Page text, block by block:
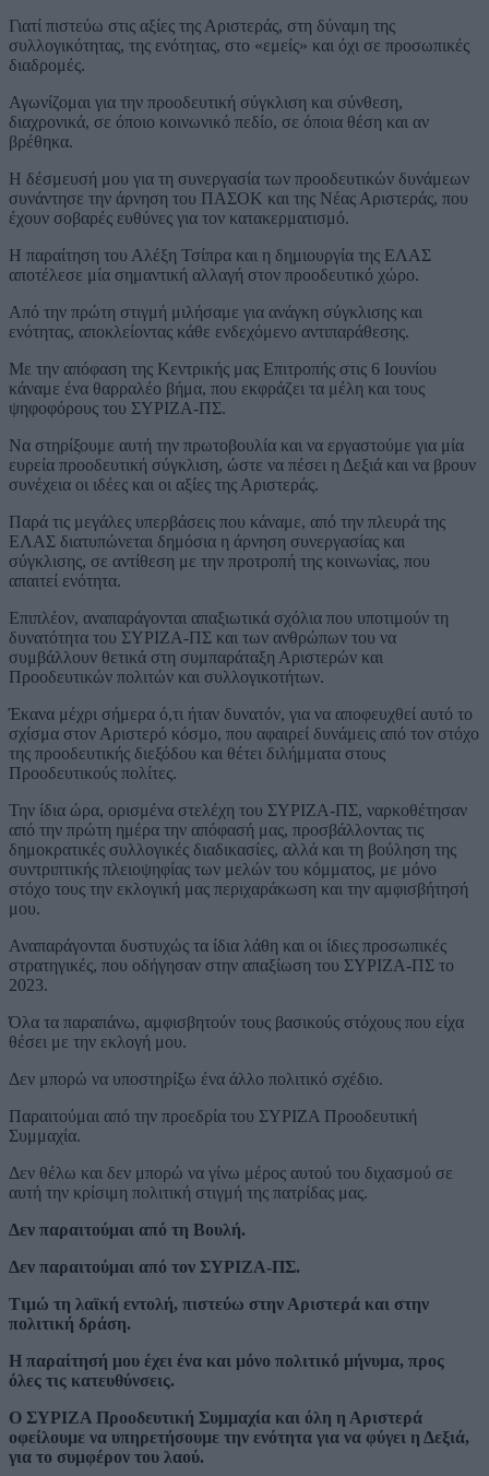
Γιατί πιστεύω στις αξίες της Αριστεράς, στη δύναμη της
συλλογικότητας, της ενότητας, στο «εμείς» και όχι σε προσωπικές
διαδρομές.
Αγωνίζομαι για την προοδευτική σύγκλιση και σύνθεση,
διαχρονικά, σε όποιο κοινωνικό πεδίο, σε όποια θέση και αν
βρέθηκα.
Η δέσμευσή μου για τη συνεργασία των προοδευτικών δυνάμεων
συνάντησε την άρνηση του ΠΑΣΟΚ και της Νέας Αριστεράς, που
έχουν σοβαρές ευθύνες για τον κατακερματισμό.
Η παραίτηση του Αλέξη Τσίπρα και η δημιουργία της ΕΛΑΣ
αποτέλεσε μία σημαντική αλλαγή στον προοδευτικό χώρο.
Από την πρώτη στιγμή μιλήσαμε για ανάγκη σύγκλισης και
ενότητας, αποκλείοντας κάθε ενδεχόμενο αντιπαράθεσης.
Με την απόφαση της Κεντρικής μας Επιτροπής στις 6 Ιουνίου
κάναμε ένα θαρραλέο βήμα, που εκφράζει τα μέλη και τους
ψηφοφόρους του ΣΥΡΙΖΑ-ΠΣ.
Να στηρίξουμε αυτή την πρωτοβουλία και να εργαστούμε για μία
ευρεία προοδευτική σύγκλιση, ώστε να πέσει η Δεξιά και να βρουν
συνέχεια οι ιδέες και οι αξίες της Αριστεράς.
Παρά τις μεγάλες υπερβάσεις που κάναμε, από την πλευρά της
ΕΛΑΣ διατυπώνεται δημόσια η άρνηση συνεργασίας και
σύγκλισης, σε αντίθεση με την προτροπή της κοινωνίας, που
απαιτεί ενότητα.
Επιπλέον, αναπαράγονται απαξιωτικά σχόλια που υποτιμούν τη
δυνατότητα του ΣΥΡΙΖΑ-ΠΣ και των ανθρώπων του να
συμβάλλουν θετικά στη συμπαράταξη Αριστερών και
Προοδευτικών πολιτών και συλλογικοτήτων.
Έκανα μέχρι σήμερα ό,τι ήταν δυνατόν, για να αποφευχθεί αυτό το
σχίσμα στον Αριστερό κόσμο, που αφαιρεί δυνάμεις από τον στόχο
της προοδευτικής διεξόδου και θέτει διλήμματα στους
Προοδευτικούς πολίτες.
Την ίδια ώρα, ορισμένα στελέχη του ΣΥΡΙΖΑ-ΠΣ, ναρκοθέτησαν
από την πρώτη ημέρα την απόφασή μας, προσβάλλοντας τις
δημοκρατικές συλλογικές διαδικασίες, αλλά και τη βούληση της
συντριπτικής πλειοψηφίας των μελών του κόμματος, με μόνο
στόχο τους την εκλογική μας περιχαράκωση και την αμφισβήτησή
μου.
Αναπαράγονται δυστυχώς τα ίδια λάθη και οι ίδιες προσωπικές
στρατηγικές, που οδήγησαν στην απαξίωση του ΣΥΡΙΖΑ-ΠΣ το
2023.
Όλα τα παραπάνω, αμφισβητούν τους βασικούς στόχους που είχα
θέσει με την εκλογή μου.
Δεν μπορώ να υποστηρίξω ένα άλλο πολιτικό σχέδιο.
Παραιτούμαι από την προεδρία του ΣΥΡΙΖΑ Προοδευτική
Συμμαχία.
Δεν θέλω και δεν μπορώ να γίνω μέρος αυτού του διχασμού σε
αυτή την κρίσιμη πολιτική στιγμή της πατρίδας μας.
Δεν παραιτούμαι από τη Βουλή.
Δεν παραιτούμαι από τον ΣΥΡΙΖΑ-ΠΣ.
Τιμώ τη λαϊκή εντολή, πιστεύω στην Αριστερά και στην
πολιτική δράση.
Η παραίτησή μου έχει ένα και μόνο πολιτικό μήνυμα, προς
όλες τις κατευθύνσεις.
Ο ΣΥΡΙΖΑ Προοδευτική Συμμαχία και όλη η Αριστερά
οφείλουμε να υπηρετήσουμε την ενότητα για να φύγει η Δεξιά,
για το συμφέρον του λαού.